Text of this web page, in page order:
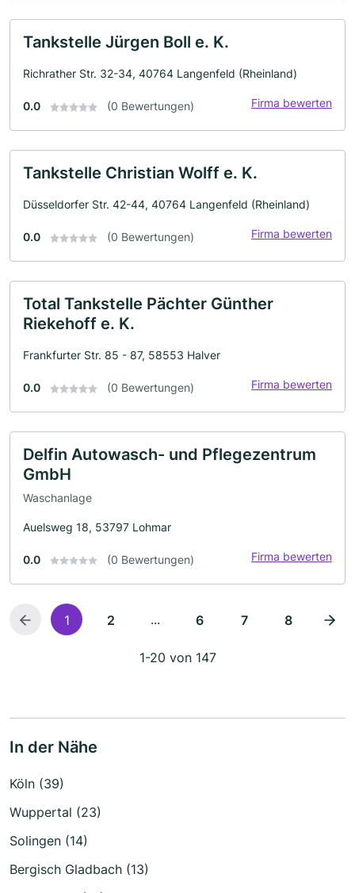
Tankstelle Jürgen Boll e. K.
Richrather Str. 32-34, 40764 Langenfeld (Rheinland)
0.0 (0 Bewertungen) Firma bewerten
Tankstelle Christian Wolff e. K.
Düsseldorfer Str. 42-44, 40764 Langenfeld (Rheinland)
0.0 (0 Bewertungen) Firma bewerten
Total Tankstelle Pächter Günther
Riekehoff e. K.
Frankfurter Str. 85 - 87, 58553 Halver
0.0 (0 Bewertungen) Firma bewerten
Delfin Autowasch- und Pflegezentrum
GmbH
Waschanlage
Auelsweg 18, 53797 Lohmar
0.0 (0 Bewertungen) Firma bewerten
1 2 ... 6 7 8
1-20 von 147
In der Nähe
Köln (39)
Wuppertal (23)
Solingen (14)
Bergisch Gladbach (13)